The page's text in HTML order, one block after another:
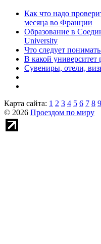
Как что надо
месяца во Франции
Образование в
University
Что следует
В какой
Сувениры, отели,
Карта сайта: 1 2 3 4 5 6 7 8 9
© 2026 Проездом по миру